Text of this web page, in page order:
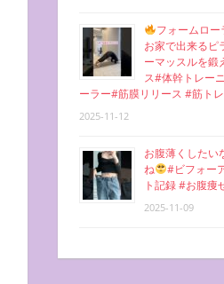
フォームロ
お家で出来るピ
ーマッスルを鍛
ス#体幹トレー
ーラー#筋膜リリース #筋ト
2025-11-12
お腹薄くしたい
ね
#ビフォー
ト記録 #お腹痩
2025-11-09